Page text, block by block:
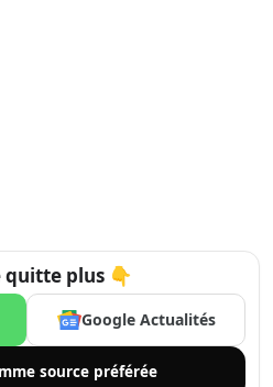
quitte plus 👇
Google Actualités
source préférée